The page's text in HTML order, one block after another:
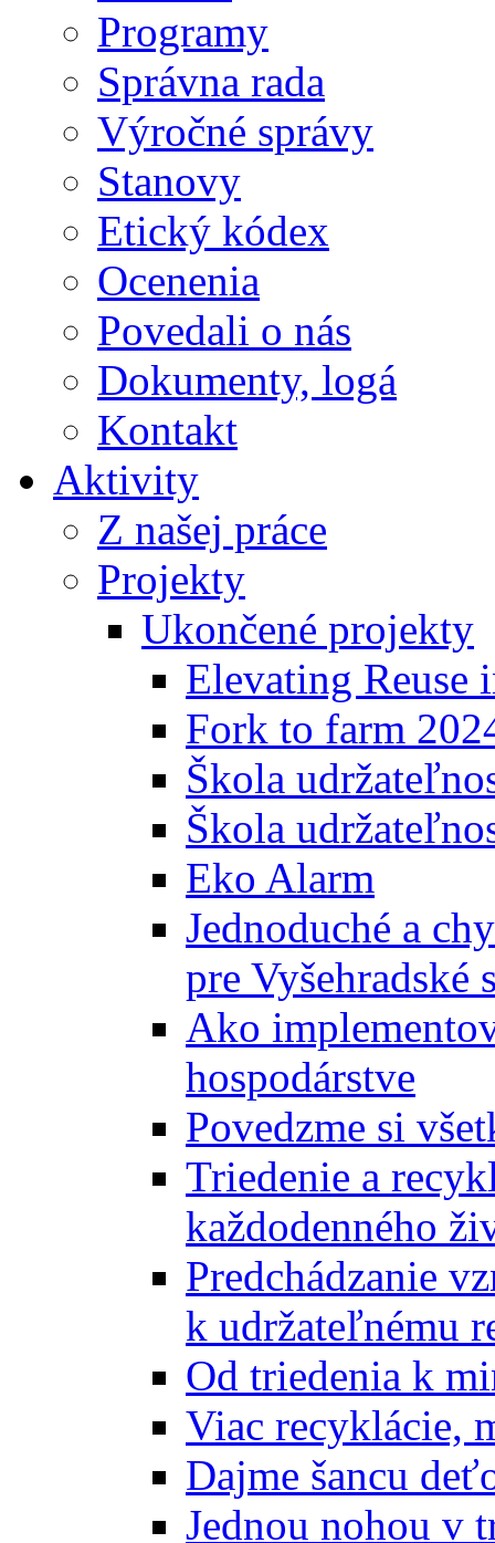
Programy
Správna rada
Výročné správy
Stanovy
Etický kódex
Ocenenia
Povedali o nás
Dokumenty, logá
Kontakt
Aktivity
Z našej práce
Projekty
Ukončené projekty
Elevating Reuse
Fork to farm
Škola
Škola
Eko Alarm
Jednoduché a
pre Vyšehradské
Ako
hospodárstve
Povedzme si
Triedenie a
každodenného
Predchádzanie
k udržateľnému
Od triedenia k
Viac recyklácie,
Dajme šancu
Jednou nohou v